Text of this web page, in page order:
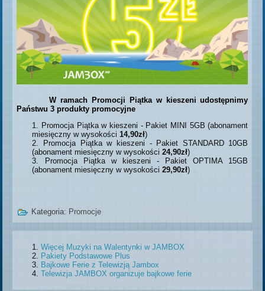
W ramach Promocji Piątka w kieszeni udostępnimy
Państwu 3 produkty promocyjne
Promocja Piątka w kieszeni - Pakiet MINI 5GB (abonament
miesięczny w wysokości 14,90zł)
Promocja Piątka w kieszeni - Pakiet STANDARD 10GB
(abonament miesięczny w wysokości24,90zł)
Promocja Piątka w kieszeni - Pakiet OPTIMA 15GB
(abonament miesięczny w wysokości29,90zł)
Kategoria: Promocje
Więcej Muzyki na Walentynki w JAMBOX
Pakiety Podstawowe Plus
Bajkowe Ferie z Telewizją Jambox
Telewizja JAMBOX organizuje bajkowe ferie